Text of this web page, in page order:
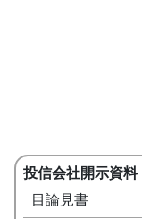
投信会社開示資料
目論見書